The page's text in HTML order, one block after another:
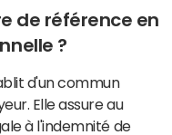
de référence en
?
d'un commun
Elle assure au
à l'indemnité de